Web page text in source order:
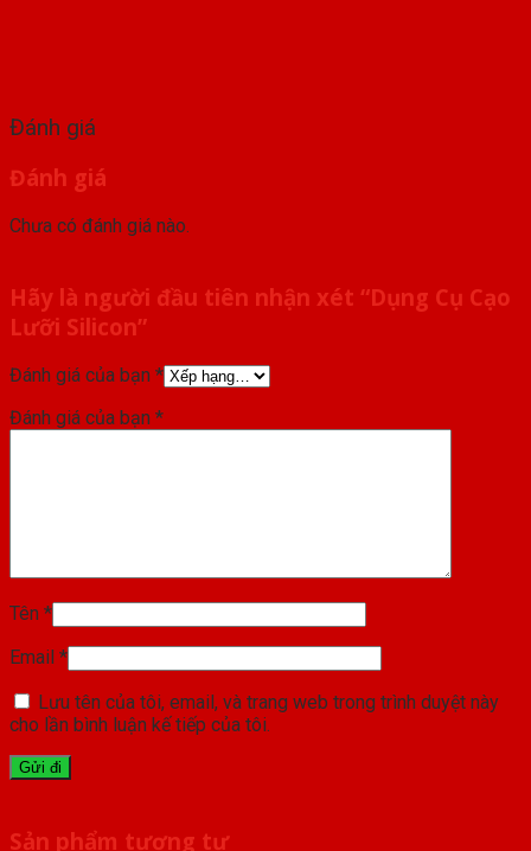
Đánh giá
Đánh giá
Chưa có đánh giá nào.
Hãy là người đầu tiên nhận xét “Dụng Cụ Cạo
Lưỡi Silicon”
Đánh giá của bạn *
Đánh giá của bạn *
Tên *
Email *
Lưu tên của tôi, email, và trang web trong trình duyệt này
cho lần bình luận kế tiếp của tôi.
Sản phẩm tương tự